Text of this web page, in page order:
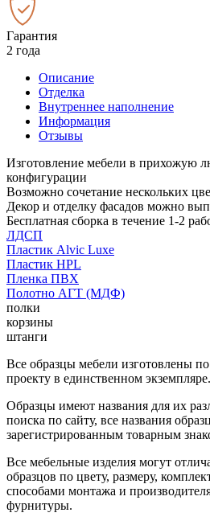
Гарантия
2 года
Описание
Отделка
Внутреннее наполнение
Информация
Отзывы
Изготовление мебели в прихожую
конфигурации
Возможно сочетание нескольких
Декор и отделку фасадов можно
Бесплатная сборка в течение 1-2
ЛДСП
Пластик Alvic Luxe
Пластик HPL
Пленка ПВХ
Полотно АГТ (МДФ)
полки
корзины
штанги
Все образцы мебели изготовлены
проекту в единственном экземпляре.
Образцы имеют названия для их
поиска по сайту, все названия
зарегистрированным товарным
Все мебельные изделия могут
образцов по цвету, размеру,
способами монтажа и
фурнитуры.